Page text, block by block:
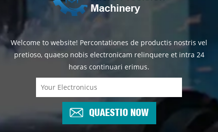
Welcome to website! Percontationes de productis nostris vel
pretioso, quaeso nobis electronicam relinquere et intra 24
horas continuari erimus.
QUAESTIO NOW